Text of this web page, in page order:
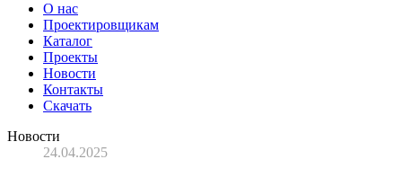
О нас
Проектировщикам
Каталог
Проекты
Новости
Контакты
Скачать
Новости
24.04.2025